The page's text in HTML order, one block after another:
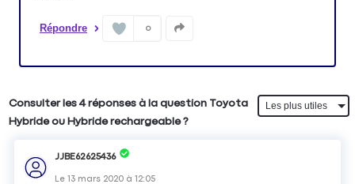
Répondre 0
Consulter les 4 réponses à la question Toyota
Hybride ou Hybride rechargeable ?
JJBE62625436
Le13 mars 2020 à12:05